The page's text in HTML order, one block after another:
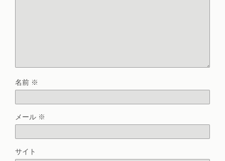
名前 ※
メール ※
サイト